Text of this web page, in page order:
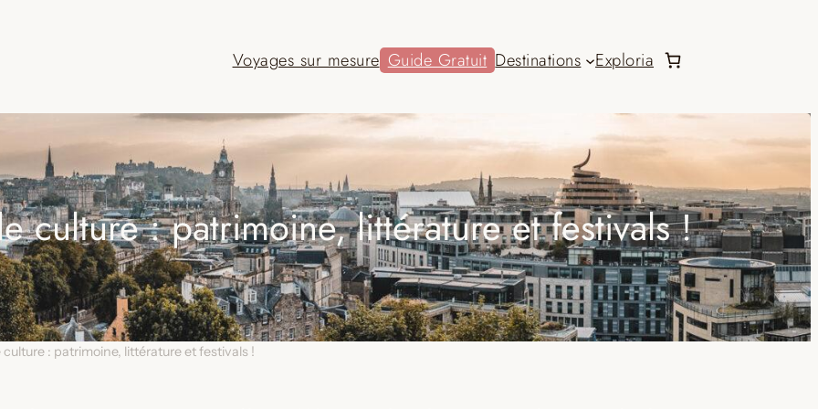
Voyages sur mesure Guide Gratuit Destinations Exploria
culture : patrimoine, littérature et festivals !
: patrimoine, littérature et festivals !